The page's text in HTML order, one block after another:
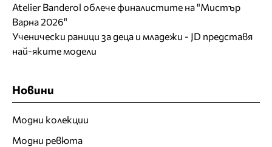
Atelier Banderol облече финалистите на "Мистър
Варна 2026"
Ученически раници за деца и младежи - JD представя
най-яките модели
Новини
Модни колекции
Модни ревюта